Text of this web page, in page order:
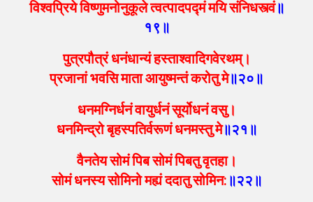
विश्वप्रिये विष्णुमनोनुकूले त्वत्पादपद्मं मयि संनिधस्त्वं॥
१९॥
पुत्रपौत्रं धनंधान्यं हस्ताश्वादिगवेरथम्।
प्रजानां भवसि माता आयुष्मन्तं करोतु मे॥२०॥
धनमग्निर्धनं वायुर्धनं सूर्योधनं वसु।
धनमिन्द्रो बृहस्पतिर्वरूणं धनमस्तु मे॥२१॥
वैनतेय सोमं पिब सोमं पिबतु वृतहा।
सोमं धनस्य सोमिनो मह्यं ददातु सोमिन: ॥२२॥